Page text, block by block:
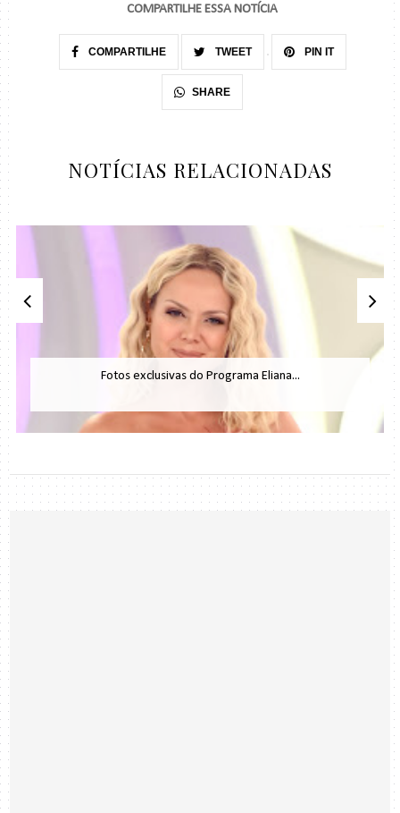
COMPARTILHE ESSA NOTÍCIA
COMPARTILHE TWEET PIN IT
SHARE
NOTÍCIAS RELACIONADAS
Fotos exclusivas do Programa Eliana...